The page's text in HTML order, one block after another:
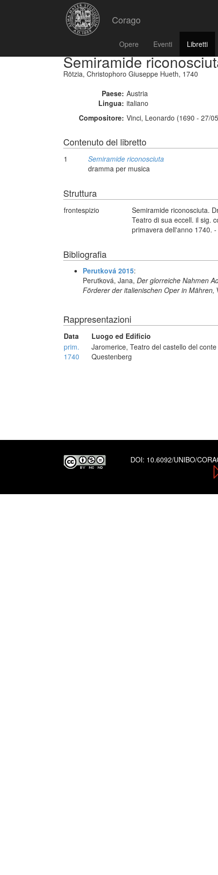
Corago
Opere Eventi Libretti
Semiramide
Rötzia, Christophoro Giuseppe Hueth, 1740
Paese: Austria
Lingua: italiano
Compositore: Vinci, Leonardo (1690 - 27/
Contenuto del libretto
1
Semiramide riconosciuta
dramma per musica
Struttura
frontespizio
Semiramide riconosciuta.
Teatro di sua eccell. il sig.
primavera dell'anno 1740.
Bibliografia
Perutková 2015:
Perutková, Jana, Der glorreiche Nahmen
Förderer der italienischen Oper in Mähren,
Rappresentazioni
Data
Luogo ed Edificio
prim.
1740
Jaromerice, Teatro del castello del
Questenberg
DOI: 10.6092/UNIBO/